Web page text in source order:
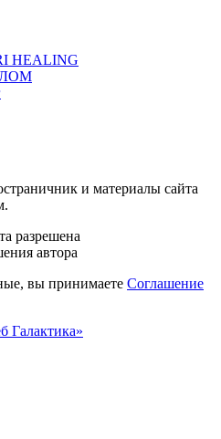
HEALING
и материалы сайта
разрешена
автора
вы принимаете Соглашение
Галактика»